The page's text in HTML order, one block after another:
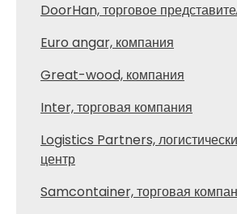
DoorHan, торговое
Euro angar, компания
Great-wood, компания
Inter, торговая компания
Logistics Partners,
центр
Samcontainer, торговая